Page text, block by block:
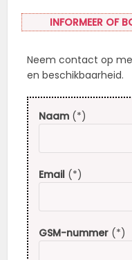
INFORMEER OF
Neem contact op
en beschikbaarheid.
Naam(*)
Email(*)
GSM-nummer(*)